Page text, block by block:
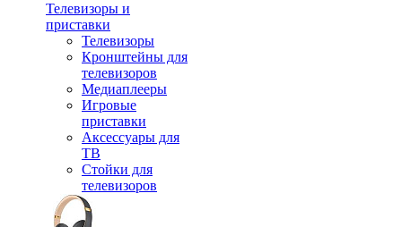
Телевизоры и
приставки
Телевизоры
Кронштейны для
телевизоров
Медиаплееры
Игровые
приставки
Аксессуары для
ТВ
Стойки для
телевизоров